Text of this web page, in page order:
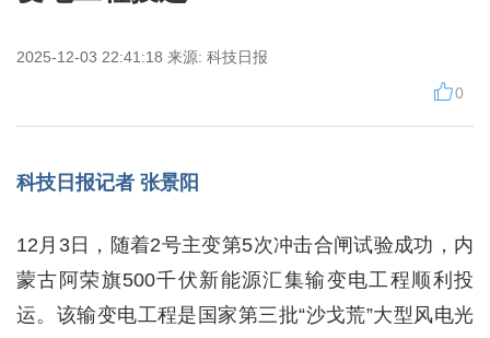
2025-12-03 22:41:18 来源: 科技日报
0
科技日报记者 张景阳
12月3日，随着2号主变第5次冲击合闸试验成功，内
蒙古阿荣旗500千伏新能源汇集输变电工程顺利投
运。该输变电工程是国家第三批“沙戈荒”大型风电光